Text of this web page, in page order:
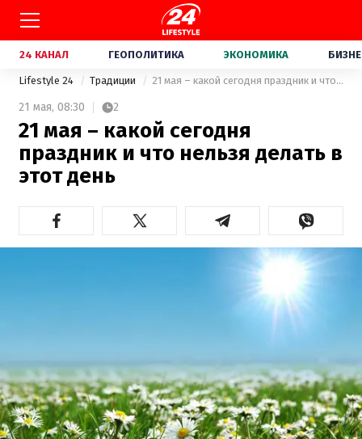
24 КАНАЛ ГЕОПОЛИТИКА ЭКОНОМИКА
Lifestyle 24 Традиции 21 мая – какой сегодня праздник и что нельзя делать в этот день
21 мая, 08:30 2
21 мая – какой сегодня
праздник и что нельзя делать в
этот день